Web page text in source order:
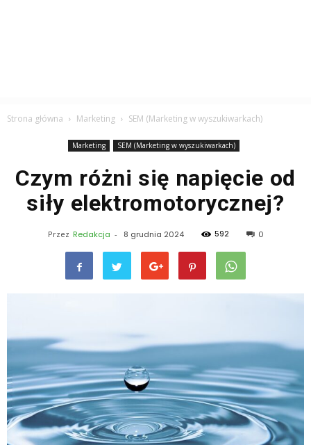
Strona główna Marketing SEM (Marketing w wyszukiwarkach)
Marketing SEM (Marketing w wyszukiwarkach)
Czym różni się napięcie od
siły elektromotorycznej?
Przez Redakcja - 8 grudnia 2024 592 0